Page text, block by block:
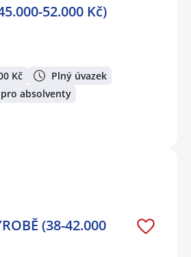
52.000 Kč)
Kč
Plný úvazek
absolventy
(38-42.000